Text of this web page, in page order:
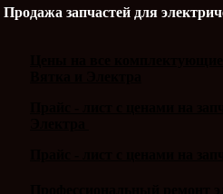
Продажа запчастей для